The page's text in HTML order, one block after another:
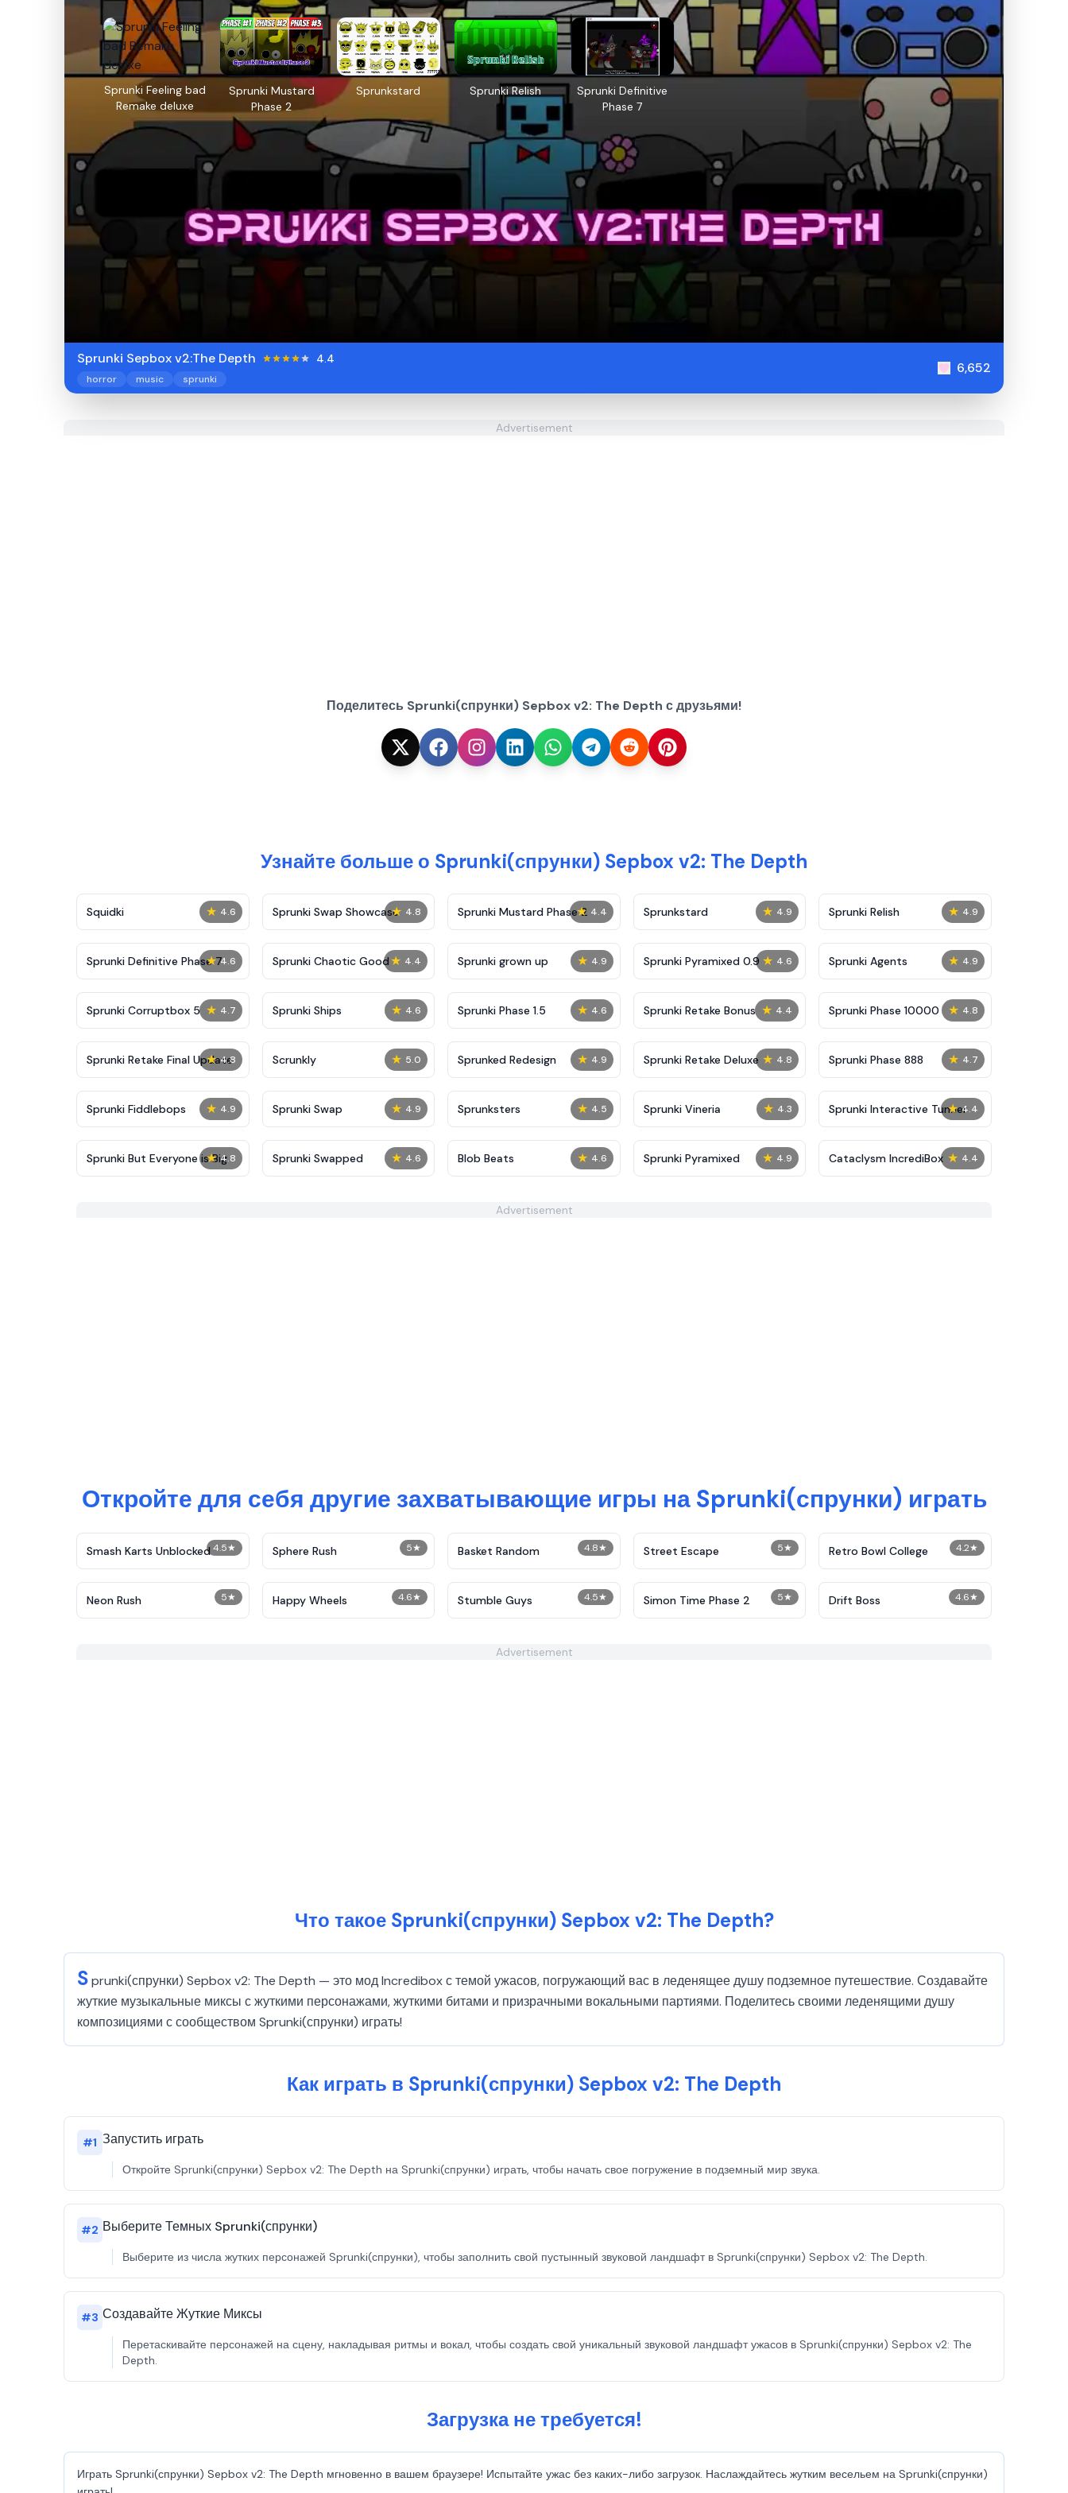
Sprunki Feeling bad
Remake deluxe
Sprunki Mustard
Phase 2
Sprunkstard Sprunki Relish
Sprunki Definitive
Phase 7
Sprunki Sepbox v2:The Depth 4.4
horror music sprunki
6,652
Advertisement
Поделитесь Sprunki(спрунки) Sepbox v2: The Depth с друзьями!
Узнайте больше о Sprunki(спрунки) Sepbox v2: The Depth
★ 4.6
Squidki ★ 4.8
Sprunki Swap Showcase ★ 4.4
Sprunki Mustard Phase 2 ★ 4.9
Sprunkstard ★ 4.9
Sprunki Relish
★ 4.6
Sprunki Definitive Phase 7 ★ 4.4
Sprunki Chaotic Good ★ 4.9
Sprunki grown up ★ 4.6
Sprunki Pyramixed 0.9 ★ 4.9
Sprunki Agents
★ 4.7
Sprunki Corruptbox 5 ★ 4.6
Sprunki Ships ★ 4.6
Sprunki Phase 1.5 ★ 4.4
Sprunki Retake Bonus ★ 4.8
Sprunki Phase 10000
★ 4.8
Sprunki Retake Final Update ★ 5.0
Scrunkly ★ 4.9
Sprunked Redesign ★ 4.8
Sprunki Retake Deluxe ★ 4.7
Sprunki Phase 888
★ 4.9
Sprunki Fiddlebops ★ 4.9
Sprunki Swap ★ 4.5
Sprunksters ★ 4.3
Sprunki Vineria ★ 4.4
Sprunki Interactive Tunner
★ 4.8
Sprunki But Everyone is Big ★ 4.6
Sprunki Swapped ★ 4.6
Blob Beats​ ★ 4.9
Sprunki Pyramixed ★ 4.4
Cataclysm IncrediBox
Advertisement
Откройте для себя другие захватывающие игры на Sprunki(спрунки) играть
4.5★
Smash Karts Unblocked 5★
Sphere Rush 4.8★
Basket Random 5★
Street Escape 4.2★
Retro Bowl College
5★
Neon Rush 4.6★
Happy Wheels 4.5★
Stumble Guys 5★
Simon Time Phase 2 4.6★
Drift Boss
Advertisement
Что такое Sprunki(спрунки) Sepbox v2: The Depth?
Sprunki(спрунки) Sepbox v2: The Depth — это мод Incredibox с темой ужасов, погружающий вас в леденящее душу подземное путешествие. Создавайте
жуткие музыкальные миксы с жуткими персонажами, жуткими битами и призрачными вокальными партиями. Поделитесь своими леденящими душу
композициями с сообществом Sprunki(спрунки) играть!
Как играть в Sprunki(спрунки) Sepbox v2: The Depth
#1 Запустить играть
Откройте Sprunki(спрунки) Sepbox v2: The Depth на Sprunki(спрунки) играть, чтобы начать свое погружение в подземный мир звука.
#2 Выберите Темных Sprunki(спрунки)
Выберите из числа жутких персонажей Sprunki(спрунки), чтобы заполнить свой пустынный звуковой ландшафт в Sprunki(спрунки) Sepbox v2: The Depth.
#3 Создавайте Жуткие Миксы
Перетаскивайте персонажей на сцену, накладывая ритмы и вокал, чтобы создать свой уникальный звуковой ландшафт ужасов в Sprunki(спрунки) Sepbox v2: The
Depth.
Загрузка не требуется!
Играть Sprunki(спрунки) Sepbox v2: The Depth мгновенно в вашем браузере! Испытайте ужас без каких-либо загрузок. Наслаждайтесь жутким весельем на Sprunki(спрунки)